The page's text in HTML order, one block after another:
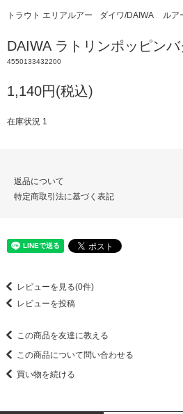
トラウト エリアルアー ダイワ/DAIWA ルア
DAIWA ラトリンポッピン
4550133432200
1,140円(税込)
在庫状況 1
返品について
特定商取引法に基づく表記
レビューを見る(0件)
レビューを投稿
この商品を友達に教える
この商品について問い合わせる
買い物を続ける